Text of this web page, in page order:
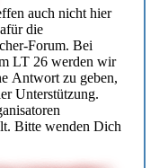
auch nicht hier
die
Forum. Bei
LT 26 werden wir
Antwort zu geben,
Unterstützung.
Bitte wenden Dich